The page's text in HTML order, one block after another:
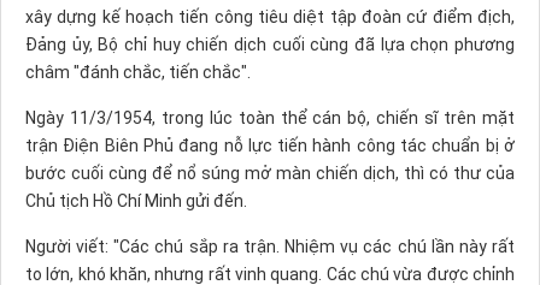
xây dựng kế hoạch tiến công tiêu diệt tập đoàn cứ điểm địch,
Ðảng ủy, Bộ chỉ huy chiến dịch cuối cùng đã lựa chọn phương
châm "đánh chắc, tiến chắc".
Ngày 11/3/1954, trong lúc toàn thể cán bộ, chiến sĩ trên mặt
trận Ðiện Biên Phủ đang nỗ lực tiến hành công tác chuẩn bị ở
bước cuối cùng để nổ súng mở màn chiến dịch, thì có thư của
Chủ tịch Hồ Chí Minh gửi đến.
Người viết: "Các chú sắp ra trận. Nhiệm vụ các chú lần này rất
to lớn, khó khăn, nhưng rất vinh quang. Các chú vừa được chỉnh